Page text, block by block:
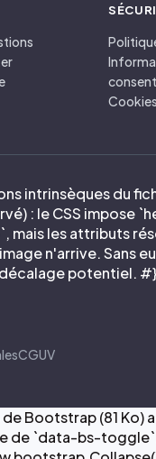
Cookies
intrinsèques du
: le CSS impose
mais les attributs
n'arrive. Sans
potentiel. #}
CGUV
Bootstrap (81 Ko)
de `data-bs-